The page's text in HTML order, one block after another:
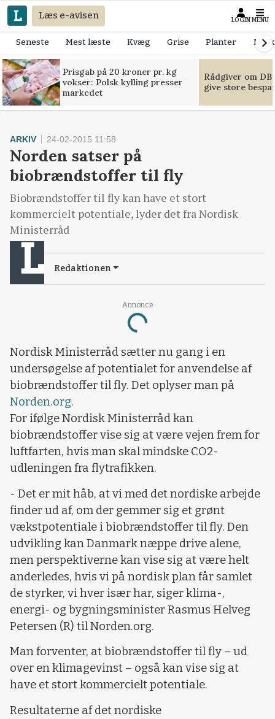
Læs e-avisen LOGIN MENU
Seneste Mest læste Kvæg Grise Planter
Prisgab på 20 kroner pr. kg
vokser: Polsk kylling presser
markedet
Rådgiver om
give store
Annonce
Loading...
ARKIV 24-02-2015 11:58
Norden satser på
biobrændstoffer til fly
Biobrændstoffer til fly kan have et stort
kommercielt potentiale, lyder det fra Nordisk
Ministerråd
Redaktionen
Nordisk Ministerråd sætter nu gang i en
undersøgelse af potentialet for anvendelse af
biobrændstoffer til fly. Det oplyser man på
Norden.org.
For ifølge Nordisk Ministerråd kan
biobrændstoffer vise sig at være vejen frem for
luftfarten, hvis man skal mindske CO2-
udleningen fra flytrafikken.
- Det er mit håb, at vi med det nordiske arbejde
finder ud af, om der gemmer sig et grønt
vækstpotentiale i biobrændstoffer til fly. Den
udvikling kan Danmark næppe drive alene,
men perspektiverne kan vise sig at være helt
anderledes, hvis vi på nordisk plan får samlet
de styrker, vi hver især har, siger klima-,
energi- og bygningsminister Rasmus Helveg
Petersen (R) til Norden.org.
Man forventer, at biobrændstoffer til fly – ud
over en klimagevinst – også kan vise sig at
have et stort kommercielt potentiale.
Resultaterne af det nordiske